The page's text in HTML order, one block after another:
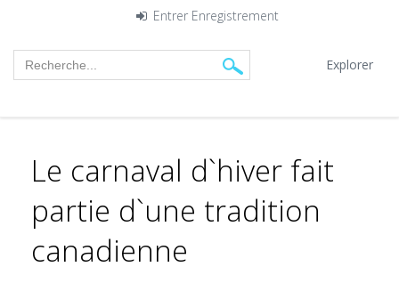
Entrer Enregistrement
Explorer
Le carnaval d`hiver fait
partie d`une tradition
canadienne